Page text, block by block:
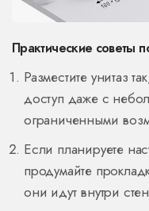
Практические советы
Разместите унитаз
доступ даже с
ограниченными
Если планируете
продумайте
они идут внутри